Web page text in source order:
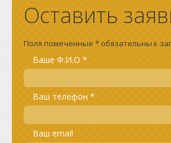
Оставить
Поля помеченные * обязательны к
Ваше Ф.И.О *
Ваш телефон *
Ваш email